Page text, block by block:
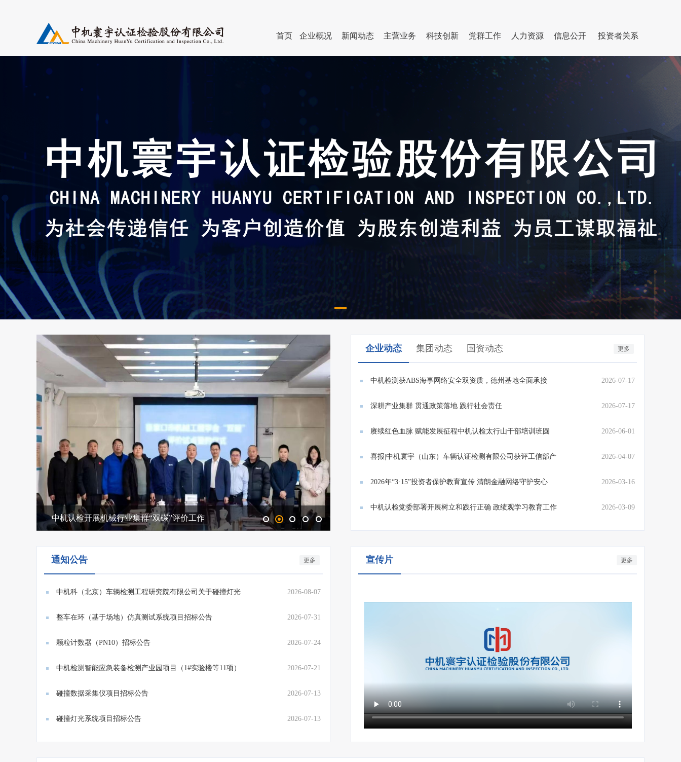
首页 企业概况
管理团队
新闻动态
集团动态
通知公告
主营业务
行业服务 认证服务
科技创新
科研平台 行业工作
成果奖励 国际合作
党群工作
党建活动 群团园地
学习教育
学习二十大精
人力资源
人才队伍 专家队伍
信息公开
企业基本信息 履行社会责任
员工招聘信息 招标采购信息
其他公开信息
投资者关系
中机认检开展机械行业集群“双碳”评价工作
企业动态 集团动态 国资动态 更多
中机检测获ABS海事网络安全双资质，德州基地全面承接
E26/E27...
2026-07-17
深耕产业集群 贯通政策落地 践行社会责任 2026-07-17
赓续红色血脉 赋能发展征程中机认检太行山干部培训班圆
满...
2026-06-01
喜报|中机寰宇（山东）车辆认证检测有限公司获评工信部产
业技...
2026-04-07
2026年“3·15”投资者保护教育宣传 清朗金融网络守护安心
投...
2026-03-16
中机认检党委部署开展树立和践行正确 政绩观学习教育工作 2026-03-09
通知公告 更多
中机科（北京）车辆检测工程研究院有限公司关于碰撞灯光
系统...
2026-08-07
整车在环（基于场地）仿真测试系统项目招标公告 2026-07-31
颗粒计数器（PN10）招标公告 2026-07-24
中机检测智能应急装备检测产业园项目（1#实验楼等11项）
门禁、...
2026-07-21
碰撞数据采集仪项目招标公告 2026-07-13
碰撞灯光系统项目招标公告 2026-07-13
宣传片 更多